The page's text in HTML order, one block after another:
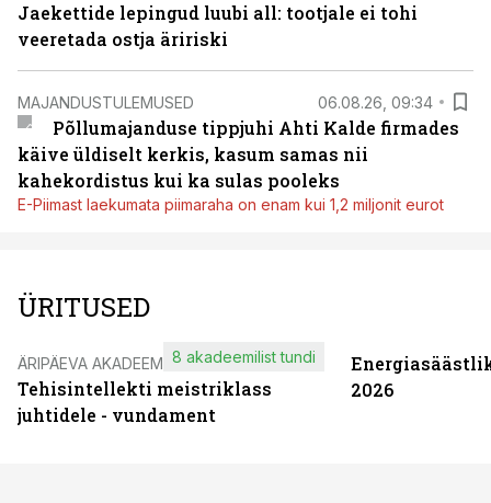
Jaekettide lepingud luubi all: tootjale ei tohi
veeretada ostja äririski
MAJANDUSTULEMUSED 06.08.26, 09:34
Põllumajanduse tippjuhi Ahti Kalde firmades
käive üldiselt kerkis, kasum samas nii
kahekordistus kui ka sulas pooleks
E-Piimast laekumata piimaraha on enam kui 1,2 miljonit eurot
ÜRITUSED
ÄRIPÄEVA AKADEEMIA
Tehisintellekti meistriklass
juhtidele - vundament
8 akadeemilist tundi
2026